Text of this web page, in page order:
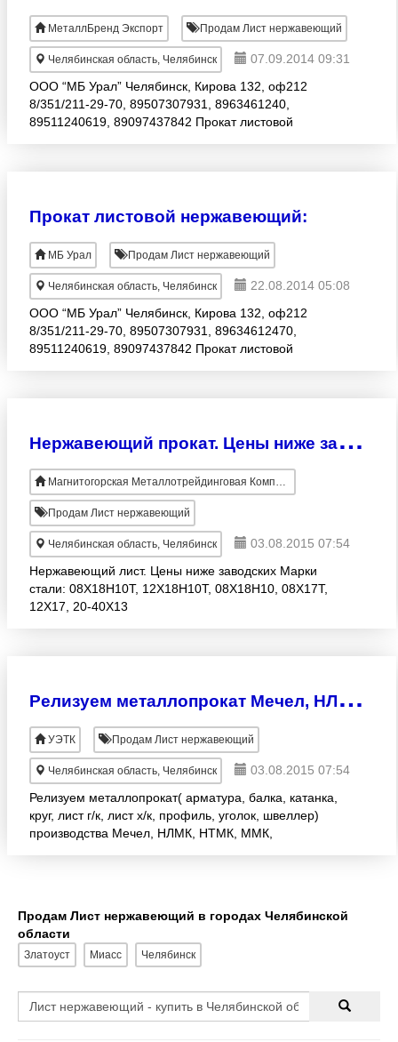
МеталлБренд Экспорт Продам Лист нержавеющий
Челябинская область, Челябинск
07.09.2014 09:31
ООО “МБ Урал” Челябинск, Кирова 132, оф212
8/351/211-29-70, 89507307931, 8963461240,
89511240619, 89097437842 Прокат листовой
Прокат листовой нержавеющий:
МБ Урал Продам Лист нержавеющий
Челябинская область, Челябинск
22.08.2014 05:08
ООО “МБ Урал” Челябинск, Кирова 132, оф212
8/351/211-29-70, 89507307931, 89634612470,
89511240619, 89097437842 Прокат листовой
Н
ержавеющий прокат. Цены ниже заводских
Магнитогорская Металлотрейдинговая Компания
Продам Лист нержавеющий
Челябинская область, Челябинск
03.08.2015 07:54
Нержавеющий лист. Цены ниже заводских Марки
стали: 08Х18Н10Т, 12Х18Н10Т, 08Х18Н10, 08Х17Т,
12Х17, 20-40Х13
Р
елизуем металлопрокат Мечел, НЛМК, НТМК, ММК
УЭТК Продам Лист нержавеющий
Челябинская область, Челябинск
03.08.2015 07:54
Релизуем металлопрокат( арматура, балка, катанка,
круг, лист г/к, лист х/к, профиль, уголок, швеллер)
производства Мечел, НЛМК, НТМК, ММК,
Продам Лист нержавеющий в городах Челябинской
области
Златоуст Миасс Челябинск